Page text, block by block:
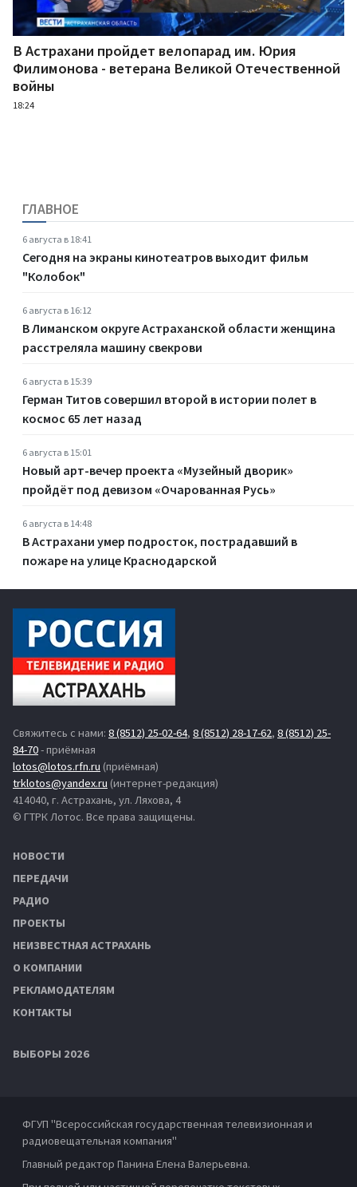
В Астрахани пройдет велопарад им. Юрия
Филимонова - ветерана Великой Отечественной
войны
18:24
ГЛАВНОЕ
6 августа в 18:41
Сегодня на экраны кинотеатров выходит фильм
"Колобок"
6 августа в 16:12
В Лиманском округе Астраханской области женщина
расстреляла машину свекрови
6 августа в 15:39
Герман Титов совершил второй в истории полет в
космос 65 лет назад
6 августа в 15:01
Новый арт-вечер проекта «Музейный дворик»
пройдёт под девизом «Очарованная Русь»
6 августа в 14:48
В Астрахани умер подросток, пострадавший в
пожаре на улице Краснодарской
Свяжитесь с нами: 8 (8512) 25-02-64, 8 (8512) 28-17-62, 8 (8512) 25-
84-70- приёмная
lotos@lotos.rfn.ru (приёмная)
trklotos@yandex.ru (интернет-редакция)
414040, г. Астрахань, ул. Ляхова, 4
© ГТРК Лотос. Все права защищены.
НОВОСТИ
ПЕРЕДАЧИ
РАДИО
ПРОЕКТЫ
НЕИЗВЕСТНАЯ АСТРАХАНЬ
О КОМПАНИИ
РЕКЛАМОДАТЕЛЯМ
КОНТАКТЫ
ВЫБОРЫ 2026
ФГУП "Всероссийская государственная телевизионная и
радиовещательная компания"
Главный редактор Панина Елена Валерьевна.